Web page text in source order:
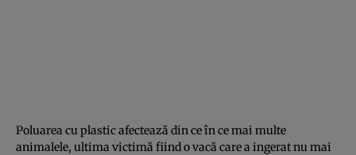
Poluarea cu plastic afectează din ce în ce mai multe
animalele, ultima victimă fiind o vacă care a ingerat nu mai